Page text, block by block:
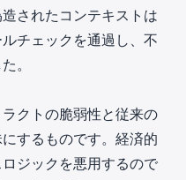
されたコンテキストは
チェックを通過し、不
。
クトの脆弱性と従来の
するものです。経済的
ジックを悪用するので